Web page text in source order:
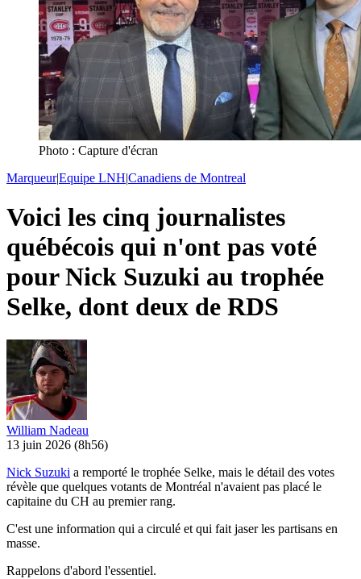
Photo : Capture d'écran
Marqueur|Equipe LNH|Canadiens de Montreal
Voici les cinq journalistes
québécois qui n'ont pas voté
pour Nick Suzuki au trophée
Selke, dont deux de RDS
William Nadeau
13 juin 2026 (8h56)
Nick Suzuki a remporté le trophée Selke, mais le détail des votes
révèle que quelques votants de Montréal n'avaient pas placé le
capitaine du CH au premier rang.
C'est une information qui a circulé et qui fait jaser les partisans en
masse.
Rappelons d'abord l'essentiel.